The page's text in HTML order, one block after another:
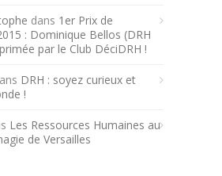
dans 1er Prix de
: Dominique Bellos (DRH
par le Club DéciDRH !
DRH : soyez curieux et
!
Les Ressources Humaines au
de Versailles